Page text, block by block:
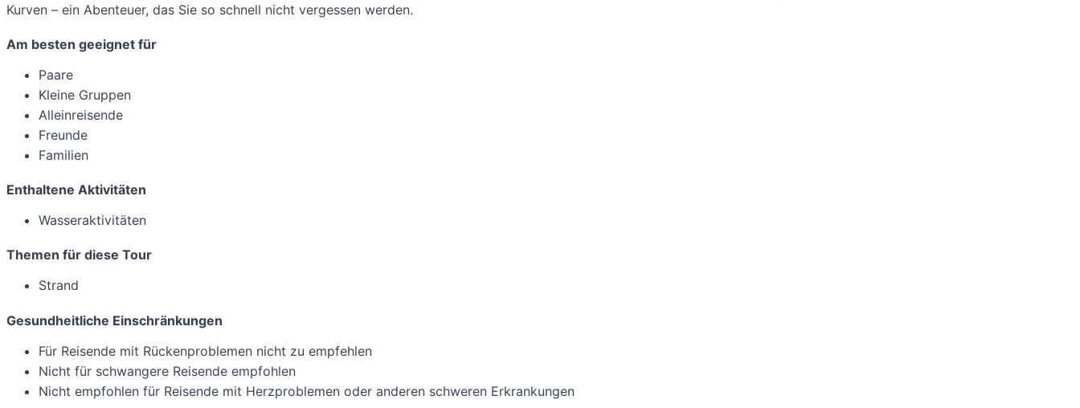
Kurven – ein Abenteuer, das Sie so schnell nicht vergessen werden.
Am besten geeignet für
Paare
Kleine Gruppen
Alleinreisende
Freunde
Familien
Enthaltene Aktivitäten
Wasseraktivitäten
Themen für diese Tour
Strand
Gesundheitliche Einschränkungen
Für Reisende mit Rückenproblemen nicht zu empfehlen
Nicht für schwangere Reisende empfohlen
Nicht empfohlen für Reisende mit Herzproblemen oder anderen schweren Erkrankungen